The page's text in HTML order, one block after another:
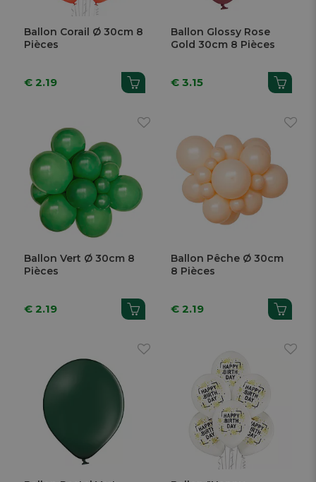
Ballon Corail Ø 30cm 8
Pièces
€ 2.19
Ballon Glossy Rose
Gold 30cm 8 Pièces
€ 3.15
Ballon Vert Ø 30cm 8
Pièces
€ 2.19
Ballon Pêche Ø 30cm
8 Pièces
€ 2.19